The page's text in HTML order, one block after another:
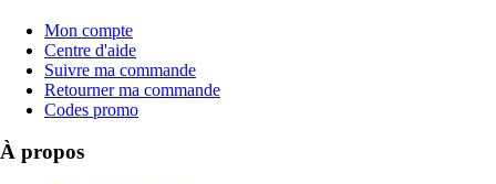
Mon compte
Centre d'aide
Suivre ma commande
Retourner ma commande
Codes promo
À propos